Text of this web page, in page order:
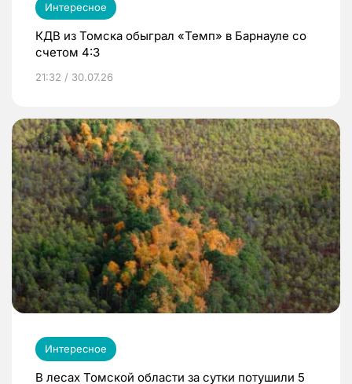
Интересное
КДВ из Томска обыграл «Темп» в Барнауле со
счетом 4:3
21:32 / 30.07.26
Интересное
В лесах Томской области за сутки потушили 5